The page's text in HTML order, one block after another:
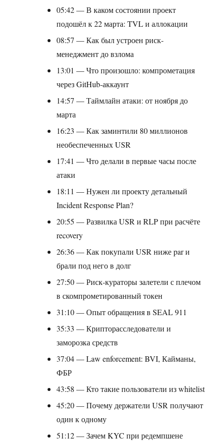
05:42 — В каком состоянии проект
подошёл к 22 марта: TVL и аллокации
08:57 — Как был устроен риск-
менеджмент до взлома
13:01 — Что произошло: компрометация
через GitHub-аккаунт
14:57 — Таймлайн атаки: от ноября до
марта
16:23 — Как заминтили 80 миллионов
необеспеченных USR
17:41 — Что делали в первые часы после
атаки
18:11 — Нужен ли проекту детальный
Incident Response Plan?
20:55 — Развилка USR и RLP при расчёте
recovery
26:36 — Как покупали USR ниже par и
брали под него в долг
27:50 — Риск-кураторы залетели с плечом
в скомпрометированный токен
31:10 — Опыт обращения в SEAL 911
35:33 — Крипторасследователи и
заморозка средств
37:04 — Law enforcement: BVI, Кайманы,
ФБР
43:58 — Кто такие пользователи из whitelist
45:20 — Почему держатели USR получают
один к одному
51:12 — Зачем KYC при редемпшене